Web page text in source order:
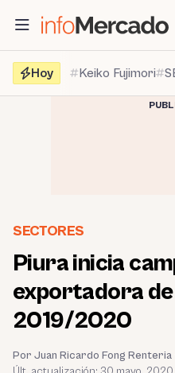
contenido
Hoy
Keiko Fujimori
SECTORES
Piura inicia
exportadora
2019/2020
Por Juan Ricardo Fong Renteria